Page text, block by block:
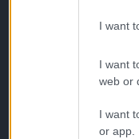
I want
I want
web or
I want
or app.